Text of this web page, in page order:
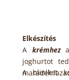
Elkészítés
A krémheza
joghurtot
maradék
A bliniket